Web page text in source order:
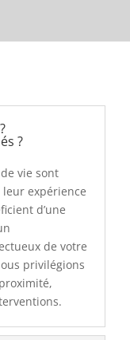
?
de vie sont
expérience
d’une
de votre
privilégions